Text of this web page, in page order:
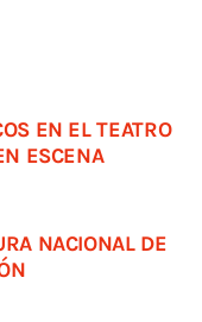
EN EL TEATRO
ESCENA
NACIONAL DE